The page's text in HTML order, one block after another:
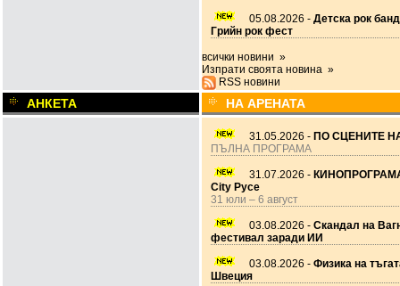
05.08.2026 - Детска рок
Грийн рок фест
всички новини »
Изпрати своята новина »
RSS новини
АНКЕТА НА АРЕНАТА
31.05.2026 - ПО СЦЕНИТЕ
ПЪЛНА ПРОГРАМА
31.07.2026 -
City Русе
31 юли – 6 август
03.08.2026 - Скандал на
фестивал заради ИИ
03.08.2026 - Физика на
Швеция